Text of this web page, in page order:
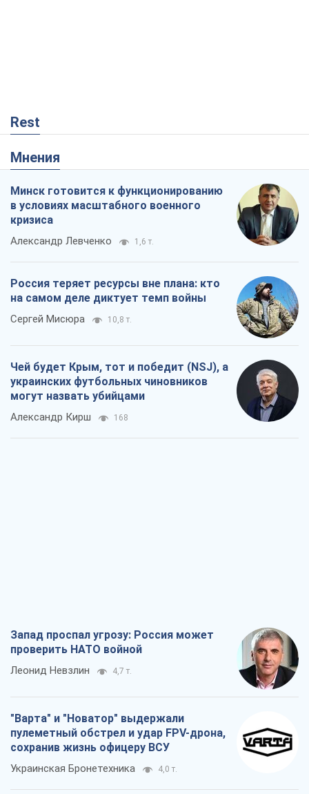
Rest
Мнения
Минск готовится к функционированию
в условиях масштабного военного
кризиса
Александр Левченко 1,6 т.
Россия теряет ресурсы вне плана: кто
на самом деле диктует темп войны
Сергей Мисюра 10,8 т.
Чей будет Крым, тот и победит (NSJ), а
украинских футбольных чиновников
могут назвать убийцами
Александр Кирш 168
Запад проспал угрозу: Россия может
проверить НАТО войной
Леонид Невзлин 4,7 т.
"Варта" и "Новатор" выдержали
пулеметный обстрел и удар FPV-дрона,
сохранив жизнь офицеру ВСУ
Украинская Бронетехника 4,0 т.